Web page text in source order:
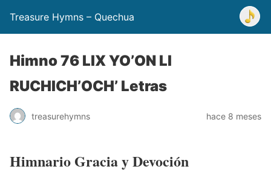
Treasure Hymns – Quechua
Himno 76 LIX YO’ON LI
RUCHICH’OCH’ Letras
treasurehymns hace 8 meses
Himnario Gracia y Devoción